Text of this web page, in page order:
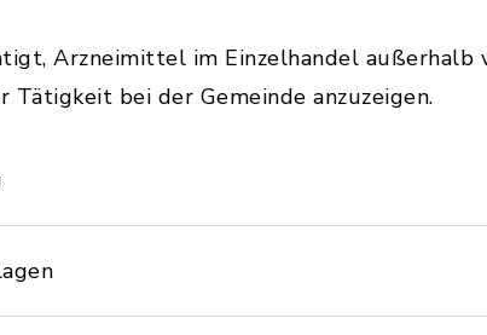
Arzneimittel im Einzelhandel außerhalb
Tätigkeit bei der Gemeinde anzuzeigen.